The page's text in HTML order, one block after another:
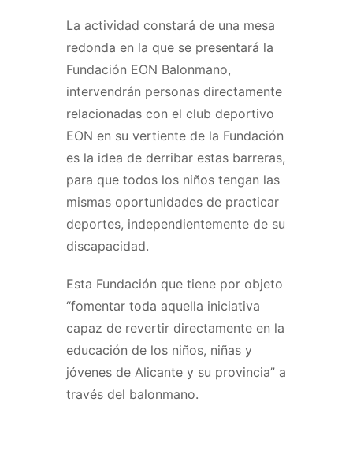
La actividad constará de una mesa
redonda en la que se presentará la
Fundación EON Balonmano,
intervendrán personas directamente
relacionadas con el club deportivo
EON en su vertiente de la Fundación
es la idea de derribar estas barreras,
para que todos los niños tengan las
mismas oportunidades de practicar
deportes, independientemente de su
discapacidad.
Esta Fundación que tiene por objeto
“fomentar toda aquella iniciativa
capaz de revertir directamente en la
educación de los niños, niñas y
jóvenes de Alicante y su provincia” a
través del balonmano.